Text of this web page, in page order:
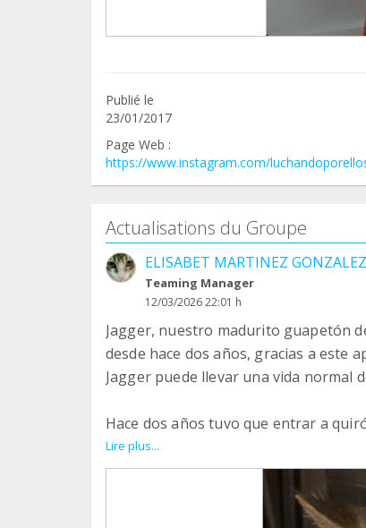
Publié le
23/01/2017
Page Web :
https://www.instagram.com/
Actualisations du Groupe
ELISABET MARTINEZ GONZALEZ
Teaming Manager
12/03/2026 22:01 h
Jagger, nuestro madurito guapetón
desde hace dos años, gracias a este
Jagger puede llevar una vida normal
Hace dos años tuvo que entrar a
para solucionar la obstrucción
Han sido dos años buenos,
Desde hace meses , Jagger ha
Lire plus...